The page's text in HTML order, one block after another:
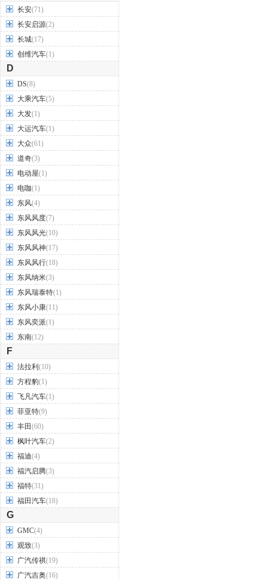
长安(71)
长安启源(2)
长城(17)
创维汽车(1)
D
DS(8)
大乘汽车(5)
大发(1)
大运汽车(1)
大众(61)
道奇(3)
电动屋(1)
电咖(1)
东风(4)
东风风度(7)
东风风光(10)
东风风神(17)
东风风行(18)
东风纳米(3)
东风瑞泰特(1)
东风小康(11)
东风奕派(1)
东南(12)
F
法拉利 (10)
方程豹(1)
飞凡汽车(1)
菲亚特(9)
丰田(60)
枫叶汽车(2)
福迪(4)
福汽启腾(3)
福特(31)
福田汽车(18)
G
GMC(4)
观致(3)
广汽传祺(19)
广汽吉奥(16)